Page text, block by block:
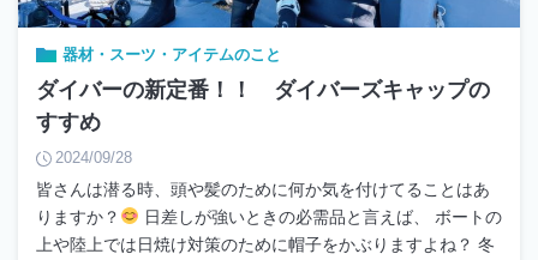
器材・スーツ・アイテムのこと
ダイバーの新定番！！ ダイバーズキャップの
すすめ
2024/09/28
皆さんは潜る時、頭や髪のために何か気を付けてることはあ
りますか？
日差しが強いときの必需品と言えば、 ボートの
上や陸上では日焼け対策のために帽子をかぶりますよね？ 冬